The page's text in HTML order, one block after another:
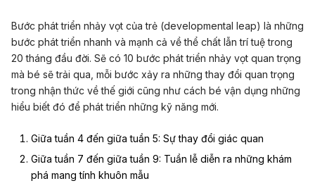
Bước phát triển nhảy vọt của trẻ (developmental leap) là những
bước phát triển nhanh và mạnh cả về thể chất lẫn trí tuệ trong
20 tháng đầu đời. Sẽ có 10 bước phát triển nhảy vọt quan trọng
mà bé sẽ trải qua, mỗi bước xảy ra những thay đổi quan trọng
trong nhận thức về thế giới cũng như cách bé vận dụng những
hiểu biết đó để phát triển những kỹ năng mới.
Giữa tuần 4 đến giữa tuần 5: Sự thay đổi giác quan
Giữa tuần 7 đến giữa tuần 9: Tuần lễ diễn ra những khám
phá mang tính khuôn mẫu